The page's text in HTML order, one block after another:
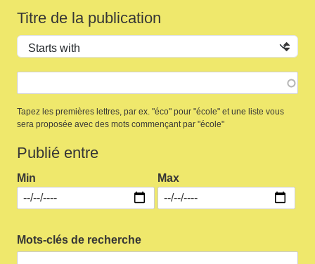
Titre de la publication
Operator
Tapez les premières lettres, par ex. "éco" pour "école" et une liste vous
sera proposée avec des mots commençant par "école"
Publié entre
Min Max
Mots-clés de recherche